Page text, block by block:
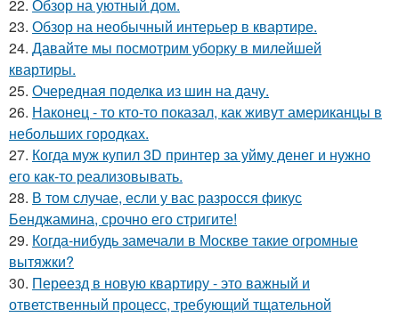
22. Обзор на уютный дом.
23. Обзор на необычный интерьер в квартире.
24. Давайте мы посмотрим уборку в милейшей
квартиры.
25. Очередная поделка из шин на дачу.
26. Наконец - то кто-то показал, как живут американцы в
небольших городках.
27. Когда муж купил 3D принтер за уйму денег и нужно
его как-то реализовывать.
28. В том случае, если у вас разросся фикус
Бенджамина, срочно его стригите!
29. Когда-нибудь замечали в Москве такие огромные
вытяжки?
30. Переезд в новую квартиру - это важный и
ответственный процесс, требующий тщательной